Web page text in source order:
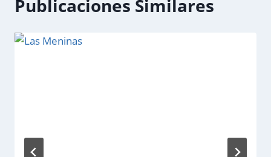
Publicaciones Similares